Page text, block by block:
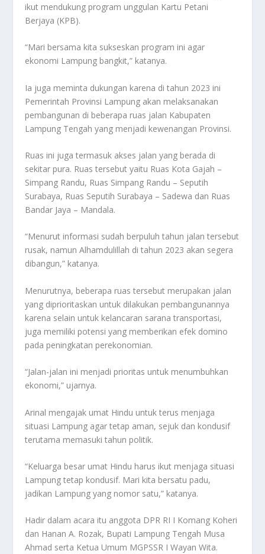
ikut mendukung program unggulan Kartu Petani
Berjaya (KPB).
“Mari bersama kita sukseskan program ini agar
ekonomi Lampung bangkit,” katanya.
Ia juga meminta dukungan karena di tahun 2023 ini
Pemerintah Provinsi Lampung akan melaksanakan
pembangunan di beberapa ruas jalan Kabupaten
Lampung Tengah yang menjadi kewenangan Provinsi.
Ruas ini juga termasuk akses jalan yang berada di
sekitar pura. Ruas tersebut yaitu Ruas Kota Gajah –
Simpang Randu, Ruas Simpang Randu – Seputih
Surabaya, Ruas Seputih Surabaya – Sadewa dan Ruas
Bandar Jaya – Mandala.
“Menurut informasi sudah berpuluh tahun jalan tersebut
rusak, namun Alhamdulillah di tahun 2023 akan segera
dibangun,” katanya.
Menurutnya, beberapa ruas tersebut merupakan jalan
yang diprioritaskan untuk dilakukan pembangunannya
karena selain untuk kelancaran sarana transportasi,
juga memiliki potensi yang memberikan efek domino
pada peningkatan perekonomian.
“Jalan-jalan ini menjadi prioritas untuk menumbuhkan
ekonomi,” ujarnya.
Arinal mengajak umat Hindu untuk terus menjaga
situasi Lampung agar tetap aman, sejuk dan kondusif
terutama memasuki tahun politik.
“Keluarga besar umat Hindu harus ikut menjaga situasi
Lampung tetap kondusif. Mari kita bersatu padu,
jadikan Lampung yang nomor satu,” katanya.
Hadir dalam acara itu anggota DPR RI I Komang Koheri
dan Hanan A. Rozak, Bupati Lampung Tengah Musa
Ahmad serta Ketua Umum MGPSSR I Wayan Wita.